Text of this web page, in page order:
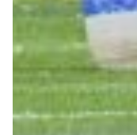
Accessori